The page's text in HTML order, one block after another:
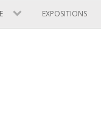
EXPOSITIONS